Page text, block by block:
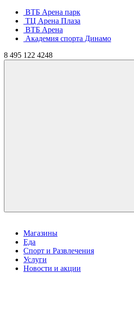
ВТБ Арена парк
ТЦ Арена Плаза
ВТБ Арена
Академия спорта Динамо
8 495 122 4248
Магазины
Еда
Спорт и Развлечения
Услуги
Новости и акции